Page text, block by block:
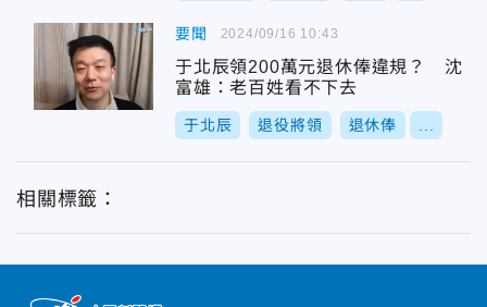
要聞
于北辰領200萬元退休俸違規？ 沈
富雄：老百姓看不下去
于北辰 退役將領 退休俸
2024/09/16 10:43
相關標籤：